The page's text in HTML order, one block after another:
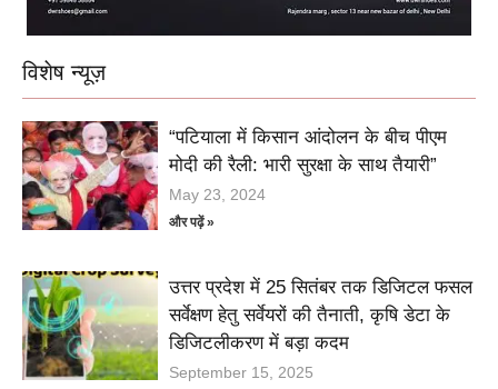
विशेष न्यूज़
“पटियाला में किसान आंदोलन के बीच पीएम
मोदी की रैली: भारी सुरक्षा के साथ तैयारी”
May 23, 2024
और पढ़ें »
उत्तर प्रदेश में 25 सितंबर तक डिजिटल फसल
सर्वेक्षण हेतु सर्वेयरों की तैनाती, कृषि डेटा के
डिजिटलीकरण में बड़ा कदम
September 15, 2025